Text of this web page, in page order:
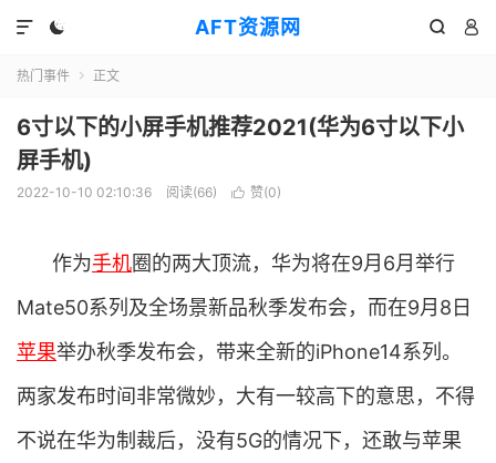
AFT资源网
  

热门事件  正文
6寸以下的小屏手机推荐2021(华为6寸以下小
屏手机)
2022-10-10 02:10:36 阅读(66)  赞(0)
作为手机圈的两大顶流，华为将在9月6月举行
Mate50系列及全场景新品秋季发布会，而在9月8日
苹果举办秋季发布会，带来全新的iPhone14系列。
两家发布时间非常微妙，大有一较高下的意思，不得
不说在华为制裁后，没有5G的情况下，还敢与苹果